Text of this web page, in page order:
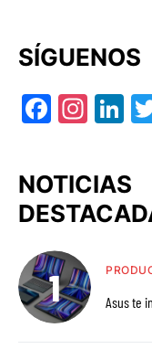
SÍGUENOS
NOTICIAS
Asus te